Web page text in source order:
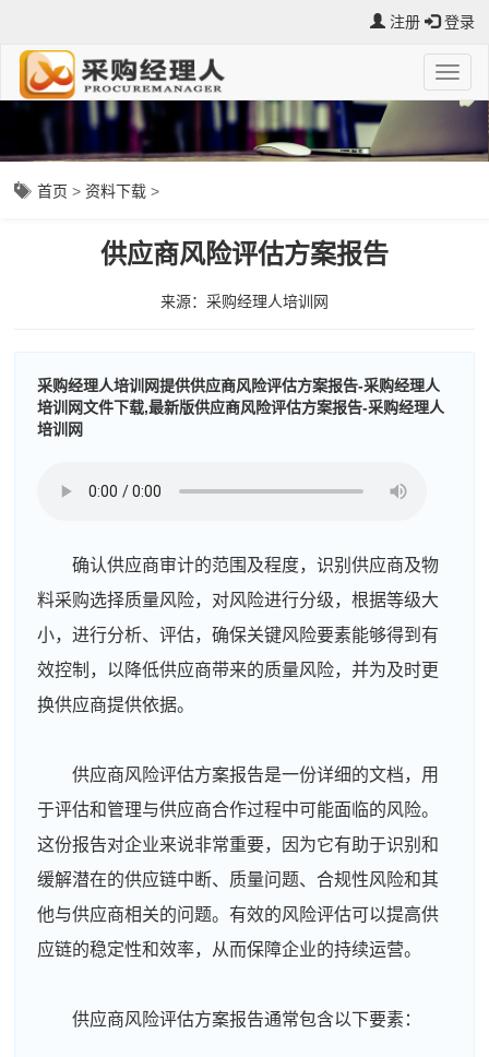
注册 登录
首页 >资料下载 >
供应商风险评估方案报告
来源：采购经理人培训网
采购经理人培训网提供供应商风险评估方案报告-采购经理人
培训网文件下载,最新版供应商风险评估方案报告-采购经理人
培训网
确认供应商审计的范围及程度，识别供应商及物
料采购选择质量风险，对风险进行分级，根据等级大
小，进行分析、评估，确保关键风险要素能够得到有
效控制，以降低供应商带来的质量风险，并为及时更
换供应商提供依据。
供应商风险评估方案报告是一份详细的文档，用
于评估和管理与供应商合作过程中可能面临的风险。
这份报告对企业来说非常重要，因为它有助于识别和
缓解潜在的供应链中断、质量问题、合规性风险和其
他与供应商相关的问题。有效的风险评估可以提高供
应链的稳定性和效率，从而保障企业的持续运营。
供应商风险评估方案报告通常包含以下要素：